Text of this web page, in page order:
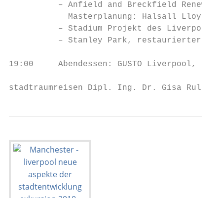
– Anfield and Breckfield
Masterplanung: Halsall Lloyd
– Stadium Projekt des Liverpool
– Stanley Park, restaurierter
19:00     Abendessen: GUSTO Liverpool,
stadtraumreisen Dipl. Ing. Dr.